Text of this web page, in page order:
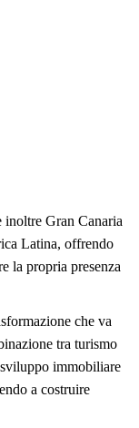
inoltre Gran Canaria
Latina, offrendo
la propria presenza
che va
tra turismo
immobiliare
a costruire